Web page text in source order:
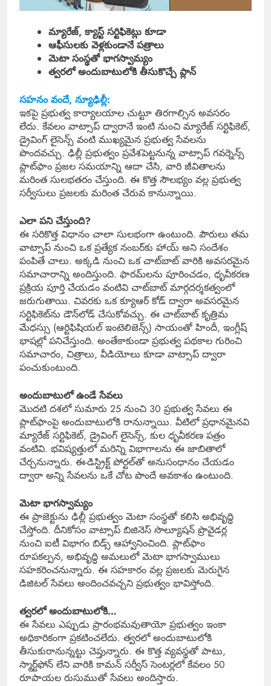
మ్యారేజ్, క్యాస్ట్ సర్టిఫికెట్లు కూడా
ఆఫీసులకు వెళ్లకుండానే పత్రాలు
మెటా సంస్థతో భాగస్వామ్యం
త్వరలో అందుబాటులోకి తీసుకొచ్చే ప్లాన్
సహనం వందే, న్యూఢిల్లీ:
ఇకపై ప్రభుత్వ కార్యాలయాల చుట్టూ తిరగాల్సిన అవసరం
లేదు. కేవలం వాట్సాప్ ద్వారానే ఇంటి నుంచి మ్యారేజ్ సర్టిఫికెట్,
డ్రైవింగ్ లైసెన్స్ వంటి ముఖ్యమైన ప్రభుత్వ సేవలను
పొందవచ్చు. ఢిల్లీ ప్రభుత్వం ప్రవేశపెట్టనున్న వాట్సాప్ గవర్నెన్స్
ప్లాట్‌ఫాం ప్రజల సమయాన్ని ఆదా చేసి, వారి జీవితాలను
మరింత సులభతరం చేస్తుంది. ఈ కొత్త సౌలభ్యం వల్ల ప్రభుత్వ
సర్వీసులు ప్రజలకు మరింత చేరువ కానున్నాయి.
ఎలా పని చేస్తుంది?
ఈ సరికొత్త విధానం చాలా సులభంగా ఉంటుంది. పౌరులు తమ
వాట్సాప్ నుంచి ఒక ప్రత్యేక నంబర్‌కు హాయ్ అని సందేశం
పంపితే చాలు. అక్కడి నుంచి ఒక చాట్‌బాట్ వారికి అవసరమైన
సమాచారాన్ని అందిస్తుంది. ఫారమ్‌లను పూరించడం, ధృవీకరణ
ప్రక్రియ పూర్తి చేయడం వంటివి చాట్‌బాట్ మార్గదర్శకత్వంలో
జరుగుతాయి. చివరకు ఒక క్యూఆర్ కోడ్ ద్వారా అవసరమైన
సర్టిఫికెట్‌ను డౌన్‌లోడ్ చేసుకోవచ్చు. ఈ చాట్‌బాట్ కృత్రిమ
మేధస్సు (ఆర్టిఫిషియల్ ఇంటెలిజెన్స్) సాయంతో హిందీ, ఇంగ్లీష్
భాషల్లో పనిచేస్తుంది. అంతేకాకుండా ప్రభుత్వ పథకాల గురించి
సమాచారం, చిత్రాలు, వీడియోలు కూడా వాట్సాప్ ద్వారా
పంచుకుంటుంది.
అందుబాటులో ఉండే సేవలు
మొదటి దశలో సుమారు 25 నుంచి 30 ప్రభుత్వ సేవలు ఈ
ప్లాట్‌ఫాంపై అందుబాటులోకి రానున్నాయి. వీటిలో ప్రధానమైనవి
మ్యారేజ్ సర్టిఫికెట్, డ్రైవింగ్ లైసెన్స్, కుల ధృవీకరణ పత్రం
వంటివి. భవిష్యత్తులో మరిన్ని విభాగాలను ఈ జాబితాలో
చేర్చనున్నారు. ఈ-డిస్ట్రిక్ట్ పోర్టల్‌తో అనుసంధానం చేయడం
ద్వారా అన్ని సేవలను ఒకే చోట పొందే అవకాశం ఉంటుంది.
మెటా భాగస్వామ్యం
ఈ ప్రాజెక్టును ఢిల్లీ ప్రభుత్వం మెటా సంస్థతో కలిసి అభివృద్ధి
చేస్తోంది. దీనికోసం వాట్సాప్ బిజినెస్ సొల్యూషన్ ప్రొవైడర్ల
నుంచి ఐటీ విభాగం బిడ్స్ ఆహ్వానించింది. ప్లాట్‌ఫాం
రూపకల్పన, అభివృద్ధి అమలులో మెటా భాగస్వాములు
సహకరించనున్నారు. ఈ సహకారం వల్ల ప్రజలకు మెరుగైన
డిజిటల్ సేవలు అందించవచ్చని ప్రభుత్వం భావిస్తోంది.
త్వరలో అందుబాటులోకి…
ఈ సేవలు ఎప్పుడు ప్రారంభమవుతాయో ప్రభుత్వం ఇంకా
అధికారికంగా ప్రకటించలేదు. త్వరలో అందుబాటులోకి
తీసుకురానున్నట్టు చెప్తున్నారు. ఈ కొత్త వ్యవస్థతో పాటు,
స్మార్ట్‌ఫోన్ లేని వారికి కామన్ సర్వీస్ సెంటర్లలో కేవలం 50
రూపాయల రుసుముతో సేవలు అందిస్తారు.